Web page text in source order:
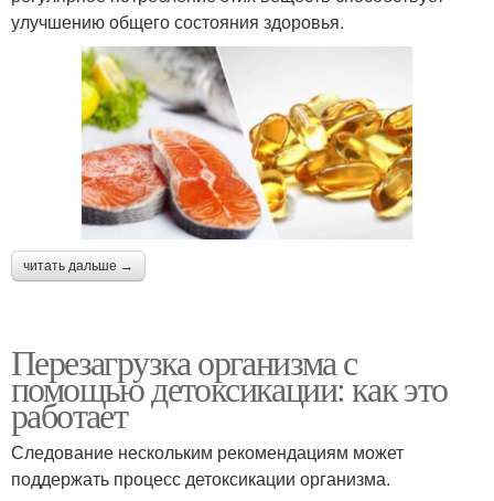
улучшению общего состояния здоровья.
читать дальше →
Перезагрузка организма с
помощью детоксикации: как это
работает
Следование нескольким рекомендациям может
поддержать процесс детоксикации организма.